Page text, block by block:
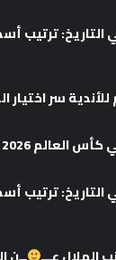
في التاريخ:
سر اختيار
في التاريخ: